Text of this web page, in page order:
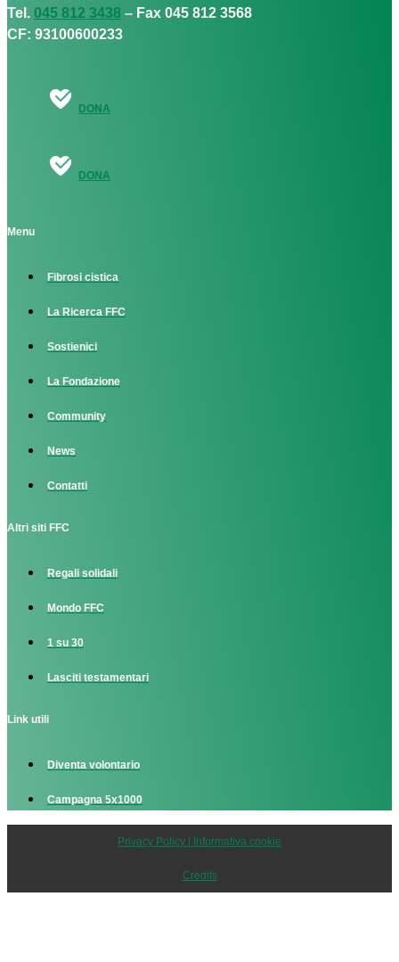
Tel. 045 812 3438 – Fax 045 812 3568
CF: 93100600233
DONA
DONA
Menu
Fibrosi cistica
La Ricerca FFC
Sostienici
La Fondazione
Community
News
Contatti
Altri siti FFC
Regali solidali
Mondo FFC
1 su 30
Lasciti testamentari
Link utili
Diventa volontario
Campagna 5x1000
Privacy Policy | Informativa cookie
Credits